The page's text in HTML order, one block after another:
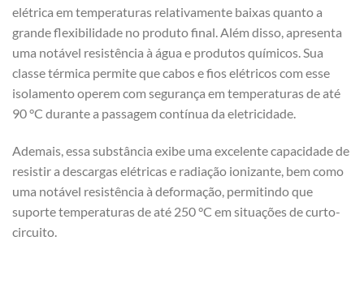
elétrica em temperaturas relativamente baixas quanto a
grande flexibilidade no produto final. Além disso, apresenta
uma notável resistência à água e produtos químicos. Sua
classe térmica permite que cabos e fios elétricos com esse
isolamento operem com segurança em temperaturas de até
90 °C durante a passagem contínua da eletricidade.
Ademais, essa substância exibe uma excelente capacidade de
resistir a descargas elétricas e radiação ionizante, bem como
uma notável resistência à deformação, permitindo que
suporte temperaturas de até 250 °C em situações de curto-
circuito.